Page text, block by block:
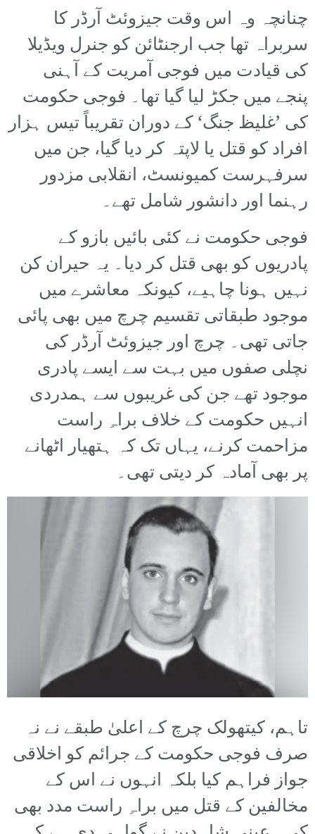
چنانچہ وہ اس وقت جیزوئٹ آرڈر کا
سربراہ تھا جب ارجنٹائن کو جنرل ویڈیلا
کی قیادت میں فوجی آمریت کے آہنی
پنجے میں جکڑ لیا گیا تھا۔ فوجی حکومت
کی ’غلیظ جنگ‘ کے دوران تقریباً تیس ہزار
افراد کو قتل یا لاپتہ کر دیا گیا، جن میں
سرفہرست کمیونسٹ، انقلابی مزدور
رہنما اور دانشور شامل تھے۔
فوجی حکومت نے کئی بائیں بازو کے
پادریوں کو بھی قتل کر دیا۔ یہ حیران کن
نہیں ہونا چاہیے، کیونکہ معاشرے میں
موجود طبقاتی تقسیم چرچ میں بھی پائی
جاتی تھی۔ چرچ اور جیزوئٹ آرڈر کی
نچلی صفوں میں بہت سے ایسے پادری
موجود تھے جن کی غریبوں سے ہمدردی
انہیں حکومت کے خلاف براہِ راست
مزاحمت کرنے، یہاں تک کہ ہتھیار اٹھانے
پر بھی آمادہ کر دیتی تھی۔
تاہم، کیتھولک چرچ کے اعلیٰ طبقے نے نہ
صرف فوجی حکومت کے جرائم کو اخلاقی
جواز فراہم کیا بلکہ انہوں نے اس کے
مخالفین کے قتل میں براہِ راست مدد بھی